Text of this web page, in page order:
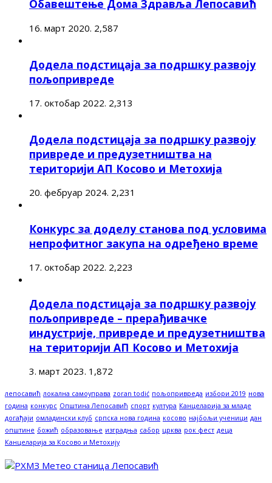
Обавештење Дома Здравља Лепосавић
16. март 2020. 2,587
Додела подстицаја за подршку развоју
пољопривреде
17. октобар 2022. 2,313
Додела подстицаја за подршку развоју
привреде и предузетништва на
територији АП Косово и Метохија
20. фебруар 2024. 2,231
Конкурс за доделу станова под условима
непрофитног закупа на одређено време
17. октобар 2022. 2,223
Додела подстицаја за подршку развоју
пољопривреде – прерађивачке
индустрије, привреде и предузетништва
на територији АП Косово и Метохија
3. март 2023. 1,872
лепосавић локална самоуправа zoran todić пољопривреда избори 2019 нова
година конкурс Општина Лепосавић спорт култура Канцеларија за младе
догађаји омладински клуб српска нова година косово најбољи ученици дан
општине божић образовање изградња сабор црква рок фест деца
Канцеларија за Косово и Метохију